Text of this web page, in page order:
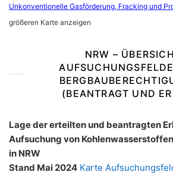
Unkonventionelle Gasförderung, Fracking und
größeren Karte anzeigen
NRW –
(BEANTRAGT UND
Lage der erteilten und beantragten
Aufsuchung von
in NRW
Stand Mai 2024 Karte